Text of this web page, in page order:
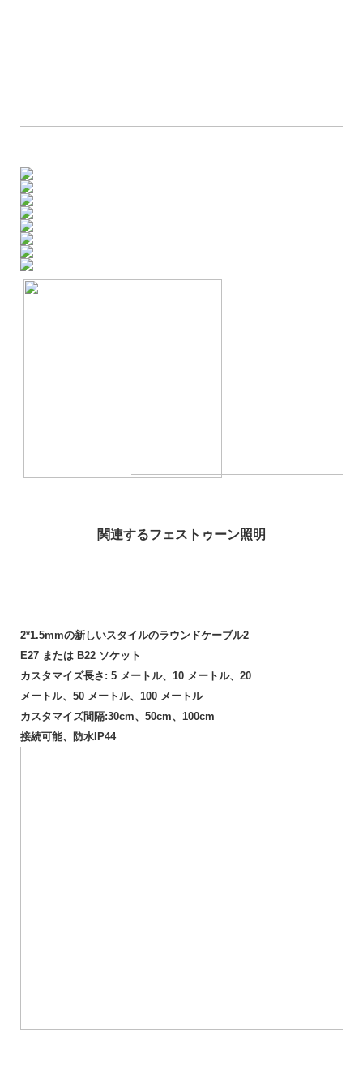
関連するフェストゥーン照明
2*1.5mmの新しいスタイルのラウンドケーブル2
E27 または B22 ソケット
カスタマイズ長さ: 5 メートル、10 メートル、20
メートル、50 メートル、100 メートル
カスタマイズ間隔:30cm、50cm、100cm
接続可能、防水IP44